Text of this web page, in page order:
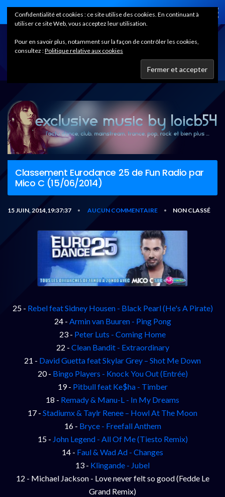
Home
Classement Eurodance 25 de Fun Radio par
Mico C (15/06/2014)
15 JUIN, 2014,19:37:37 • AUCUN COMMENTAIRE • NON CLASSÉ
25 - Rebel feat Sidney Housen - Black Pearl (He's A Pirate)
24 - Armin van Buuren - Ping Pong
23 - Peter Luts - Coming Home
22 - Clean Bandit - Extraordinary
21 - David Guetta feat Skylar Grey – Shot Me Down
20 - Bingo Players - Knock You Out (Entrée)
19 - Pitbull feat Ke$ha - Timber
18 - Remady & Manu-L - In My Dreams
17 - Stadiumx & Taylr Renee – Howl At The Moon
16 - Bryce - Freefall Anthem
15 - John Legend - All Of Me (Tiesto Remix)
14 - Faul & Wad Ad - Changes
13 - Klingande - Jubel
12 - Michael Jackson - Love never felt so good (Fedde Le
Grand Remix)
Confidentialité et cookies : ce site utilise des cookies. En continuant à
utiliser ce site Web, vous acceptez leur utilisation.
Pour en savoir plus, notamment sur la façon de contrôler les cookies,
consultez :Politique relative aux cookies